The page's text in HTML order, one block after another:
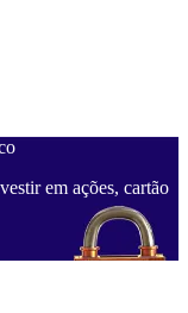
em ações, cartão